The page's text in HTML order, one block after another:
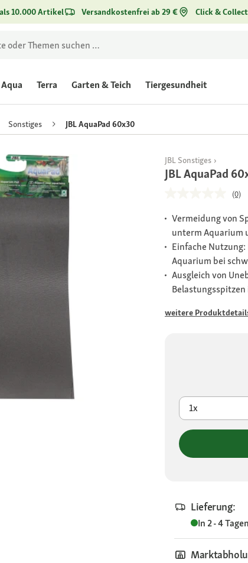
10.000 Artikel Versandkostenfrei ab 29 € Click & Collect
Aqua Terra Garten & Teich Tiergesundheit
Sonstiges JBL AquaPad 60x30
JBL Sonstiges
JBL AquaPad
(0)
Vermeidung von
unterm Aquarium
Einfache
Aquarium bei
Ausgleich von
weitere
1x
Lieferung:
In 2 - 4 Tagen